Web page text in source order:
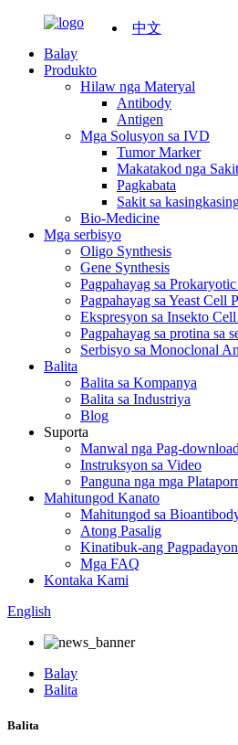
Balay
Produkto
Hilaw nga Materyal
Antibody
Antigen
Mga Solusyon sa IVD
Tumor Marker
Makatakod nga Sakit
Pagkabata
Sakit sa
Bio-Medicine
Mga serbisyo
Oligo Synthesis
Gene Synthesis
Pagpahayag sa
Pagpahayag sa Yeast Cell
Ekspresyon sa Insekto
Pagpahayag sa protina sa
Serbisyo sa Monoclonal
Balita
Balita sa Kompanya
Balita sa Industriya
Blog
Suporta
Manwal nga Pag-download
Instruksyon sa Video
Panguna nga mga
Mahitungod Kanato
Mahitungod sa
Atong Pasalig
Kinatibuk-ang Pagpadayon
Mga FAQ
Kontaka Kami
English
中文
Balay
Balita
Balita